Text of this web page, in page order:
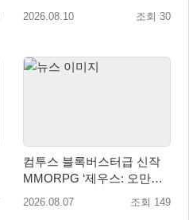
트라 콘서트 10월 5일 서울
2026.08.10 조회 30
컴투스 블록버스터급 신작
MMORPG ‘제우스: 오만의
신’, 8월 26일 출시!
2026.08.07 조회 149